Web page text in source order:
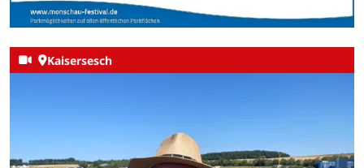
Kaisersesch